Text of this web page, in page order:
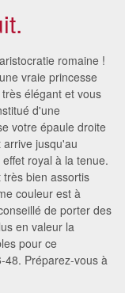
romaine !
vraie princesse
élégant et vous
d'une
votre épaule droite
jusqu'au
royal à la tenue.
bien assortis
couleur est à
de porter des
en valeur la
pour ce
48. Préparez-vous à